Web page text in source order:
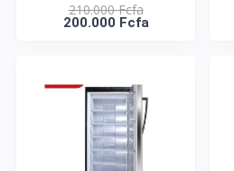
Congélateur Vertical 7
Tiroirs - Avec Grille -
210.000 Fcfa
200.000 Fcfa